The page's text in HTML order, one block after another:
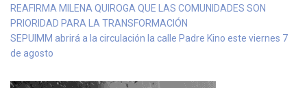
REAFIRMA MILENA QUIROGA QUE LAS COMUNIDADES SON
PRIORIDAD PARA LA TRANSFORMACIÓN
SEPUIMM abrirá a la circulación la calle Padre Kino este viernes 7
de agosto